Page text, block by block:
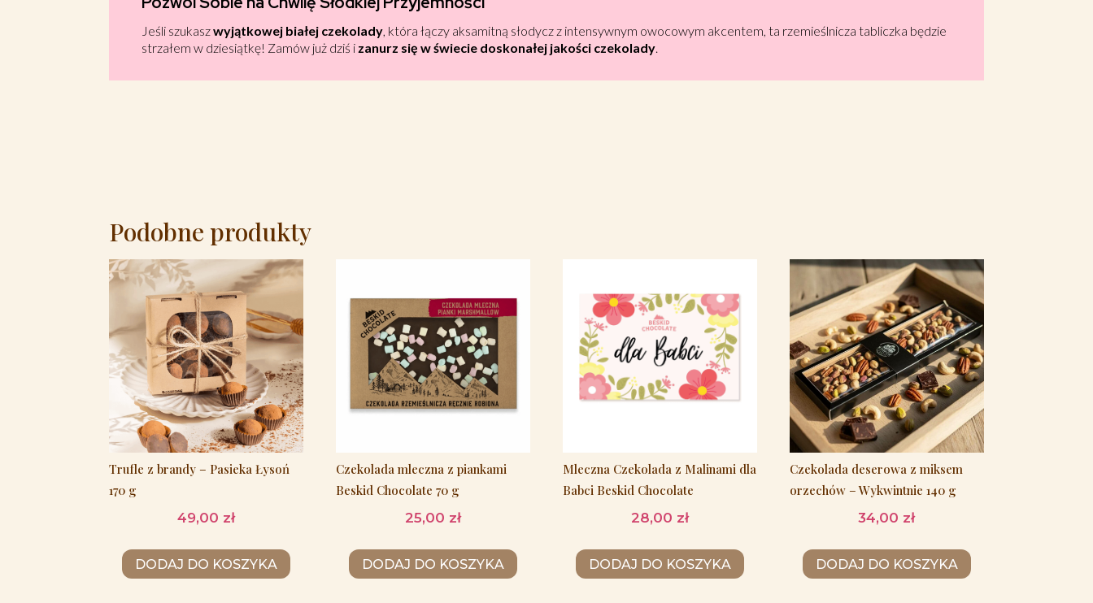
Jeśli szukaszwyjątkowej białej czekolady, która łączy aksamitną słodycz z intensywnym owocowym akcentem, ta rzemieślnicza tabliczka będzie
strzałem w dziesiątkę! Zamów już dziś i zanurz się w świecie doskonałej jakości czekolady.
Podobne produkty
Trufle z brandy – Pasieka Łysoń
170 g
49,00 zł
DODAJ DO KOSZYKA
Czekolada mleczna z piankami
Beskid Chocolate 70 g
25,00 zł
DODAJ DO KOSZYKA
Mleczna Czekolada z Malinami dla
Babci Beskid Chocolate
28,00 zł
DODAJ DO KOSZYKA
Czekolada deserowa z miksem
orzechów – Wykwintnie 140 g
34,00 zł
DODAJ DO KOSZYKA